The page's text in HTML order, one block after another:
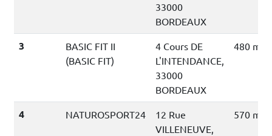
33000
BORDEAUX
3
BASIC FIT II
(BASIC FIT)
4 Cours DE
L'INTENDANCE,
33000
BORDEAUX
480
4 NATUROSPORT24
12 Rue
VILLENEUVE,
570